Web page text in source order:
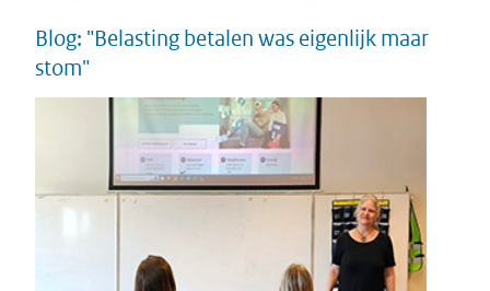
Blog: "Belasting betalen was eigenlijk maar
stom"